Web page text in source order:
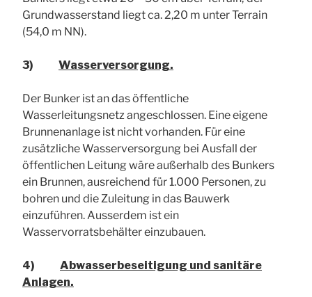
Grundwasserstand liegt ca. 2,20 m unter Terrain
(54,0 m NN).
3) Wasserversorgung.
Der Bunker ist an das öffentliche
Wasserleitungsnetz angeschlossen. Eine eigene
Brunnenanlage ist nicht vorhanden. Für eine
zusätzliche Wasserversorgung bei Ausfall der
öffentlichen Leitung wäre außerhalb des Bunkers
ein Brunnen, ausreichend für 1.000 Personen, zu
bohren und die Zuleitung in das Bauwerk
einzuführen. Ausserdem ist ein
Wasservorratsbehälter einzubauen.
4) Abwasserbeseitigung und sanitäre
Anlagen.